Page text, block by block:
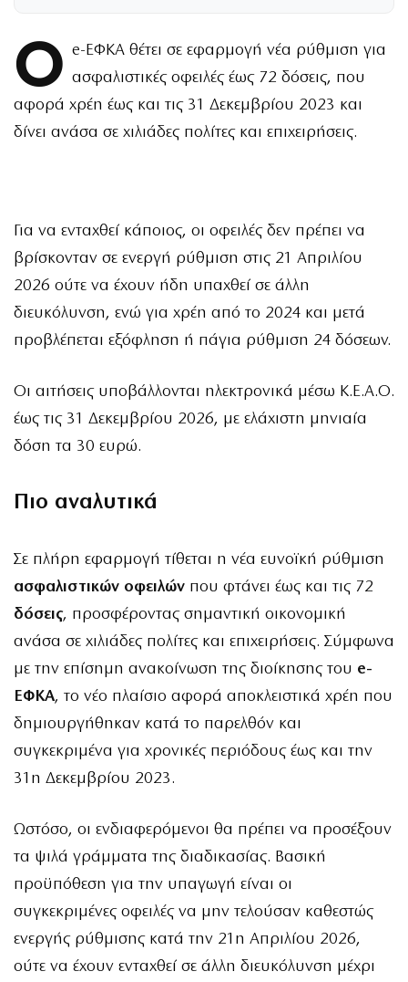
Ο e-ΕΦΚΑ θέτει σε εφαρμογή νέα ρύθμιση για
ασφαλιστικές οφειλές έως 72 δόσεις, που
αφορά χρέη έως και τις 31 Δεκεμβρίου 2023 και
δίνει ανάσα σε χιλιάδες πολίτες και επιχειρήσεις.
Για να ενταχθεί κάποιος, οι οφειλές δεν πρέπει να
βρίσκονταν σε ενεργή ρύθμιση στις 21 Απριλίου
2026 ούτε να έχουν ήδη υπαχθεί σε άλλη
διευκόλυνση, ενώ για χρέη από το 2024 και μετά
προβλέπεται εξόφληση ή πάγια ρύθμιση 24 δόσεων.
Οι αιτήσεις υποβάλλονται ηλεκτρονικά μέσω Κ.Ε.Α.Ο.
έως τις 31 Δεκεμβρίου 2026, με ελάχιστη μηνιαία
δόση τα 30 ευρώ.
Πιο αναλυτικά
Σε πλήρη εφαρμογή τίθεται η νέα ευνοϊκή ρύθμιση
ασφαλιστικών οφειλών που φτάνει έως και τις 72
δόσεις, προσφέροντας σημαντική οικονομική
ανάσα σε χιλιάδες πολίτες και επιχειρήσεις. Σύμφωνα
με την επίσημη ανακοίνωση της διοίκησης του e-
ΕΦΚΑ, το νέο πλαίσιο αφορά αποκλειστικά χρέη που
δημιουργήθηκαν κατά το παρελθόν και
συγκεκριμένα για χρονικές περιόδους έως και την
31η Δεκεμβρίου 2023.
Ωστόσο, οι ενδιαφερόμενοι θα πρέπει να προσέξουν
τα ψιλά γράμματα της διαδικασίας. Βασική
προϋπόθεση για την υπαγωγή είναι οι
συγκεκριμένες οφειλές να μην τελούσαν καθεστώς
ενεργής ρύθμισης κατά την 21η Απριλίου 2026,
ούτε να έχουν ενταχθεί σε άλλη διευκόλυνση μέχρι